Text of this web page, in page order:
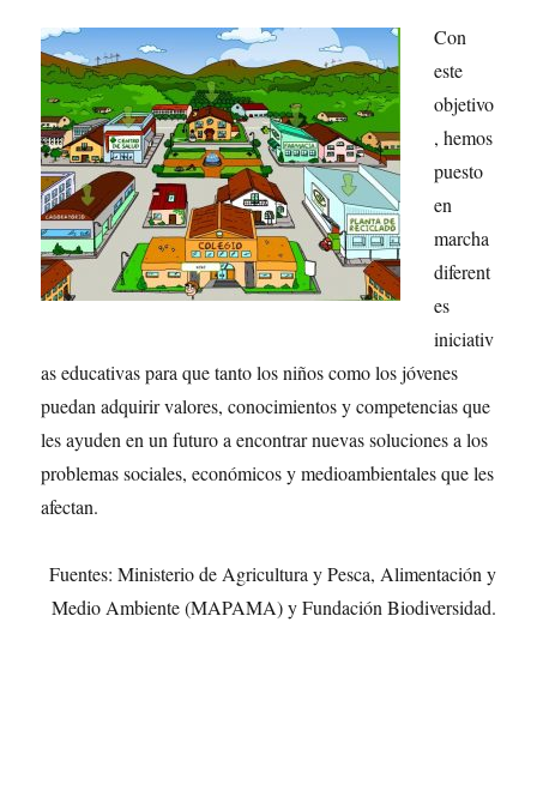
Con
este
objetivo
, hemos
puesto
en
marcha
diferent
es
iniciativ
as educativas para que tanto los niños como los jóvenes
puedan adquirir valores, conocimientos y competencias que
les ayuden en un futuro a encontrar nuevas soluciones a los
problemas sociales, económicos y medioambientales que les
afectan.
Fuentes: Ministerio de Agricultura y Pesca, Alimentación y
Medio Ambiente (MAPAMA) y Fundación Biodiversidad.